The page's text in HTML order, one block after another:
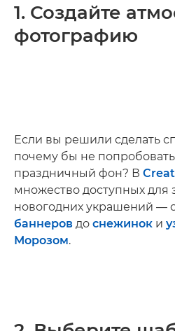
1. Создайте
фотографию
Если вы решили сделать
почему бы не попробовать
праздничный фон? В
множество доступных для
новогодних украшений —
баннеров до снежинок и
Морозом.